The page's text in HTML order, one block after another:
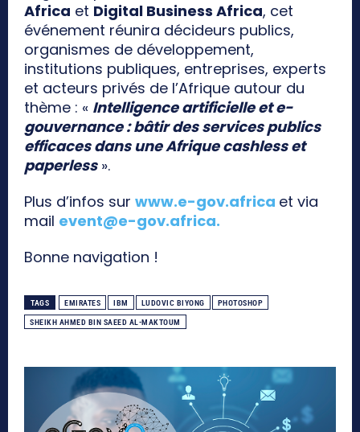
Africa et Digital Business Africa, cet
événement réunira décideurs publics,
organismes de développement,
institutions publiques, entreprises, experts
et acteurs privés de l’Afrique autour du
thème : « Intelligence artificielle et e-
gouvernance : bâtir des services publics
efficaces dans une Afrique cashless et
paperless».
Plus d’infos sur www.e-gov.africa et via
mail event@e-gov.africa.
Bonne navigation !
TAGS EMIRATES IBM LUDOVIC BIYONG PHOTOSHOP
SHEIKH AHMED BIN SAEED AL-MAKTOUM